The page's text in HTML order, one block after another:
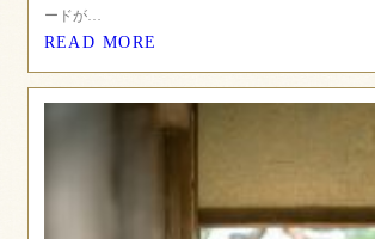
ードが…
READ MORE